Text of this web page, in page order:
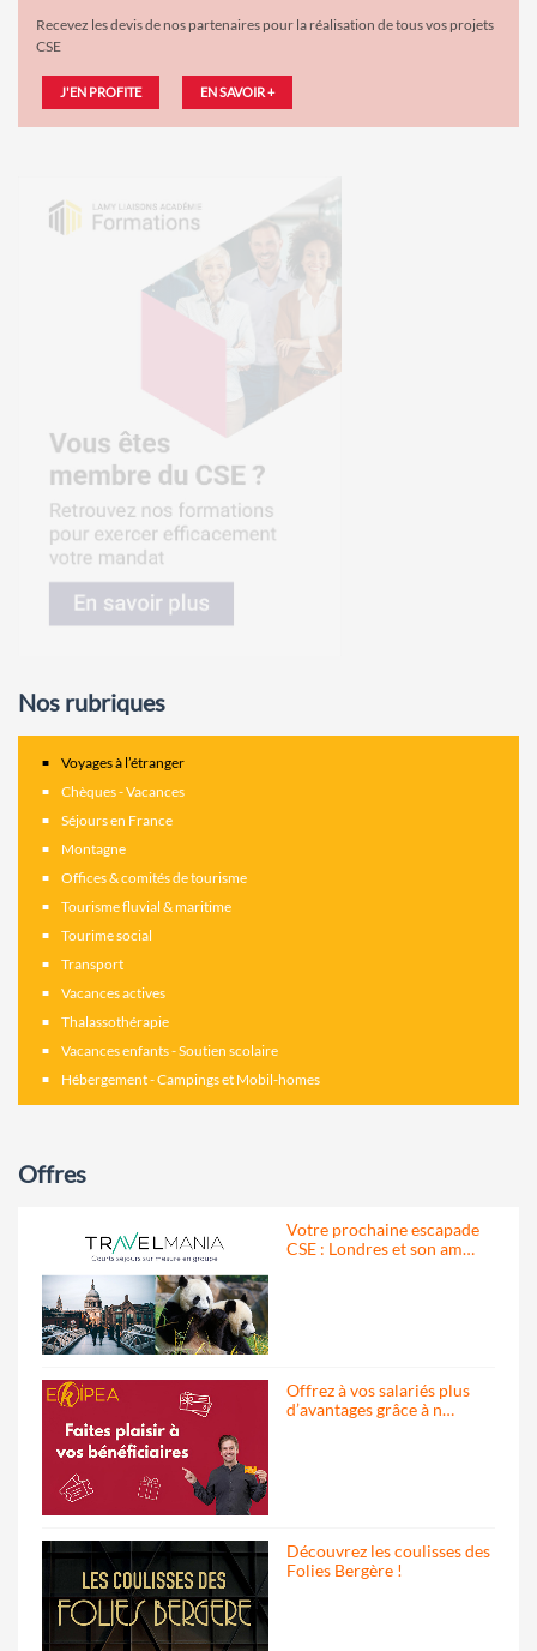
Recevez les devis de nos partenaires pour la réalisation de tous vos projets
CSE
J'EN PROFITE EN SAVOIR +
Nos rubriques
Voyages à l’étranger
Chèques - Vacances
Séjours en France
Montagne
Offices & comités de tourisme
Tourisme fluvial & maritime
Tourime social
Transport
Vacances actives
Thalassothérapie
Vacances enfants - Soutien scolaire
Hébergement - Campings et Mobil-homes
Offres
Votre prochaine escapade
CSE : Londres et son am…
Offrez à vos salariés plus
d’avantages grâce à n…
Découvrez les coulisses des
Folies Bergère !